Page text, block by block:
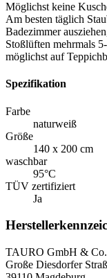
Möglichst keine
Am besten täglich
Badezimmer
Stoßlüften mehrmals
möglichst auf
Spezifikation
Farbe
naturweiß
Größe
140 x 200 cm
waschbar
95°C
TÜV zertifiziert
Ja
TAURO GmbH &
Große Diesdorfer